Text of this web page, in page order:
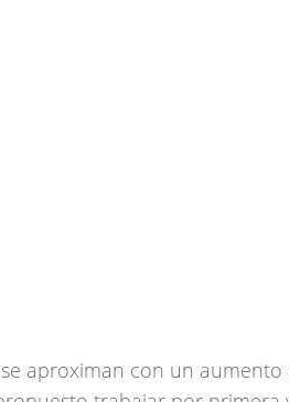
aproximan con un